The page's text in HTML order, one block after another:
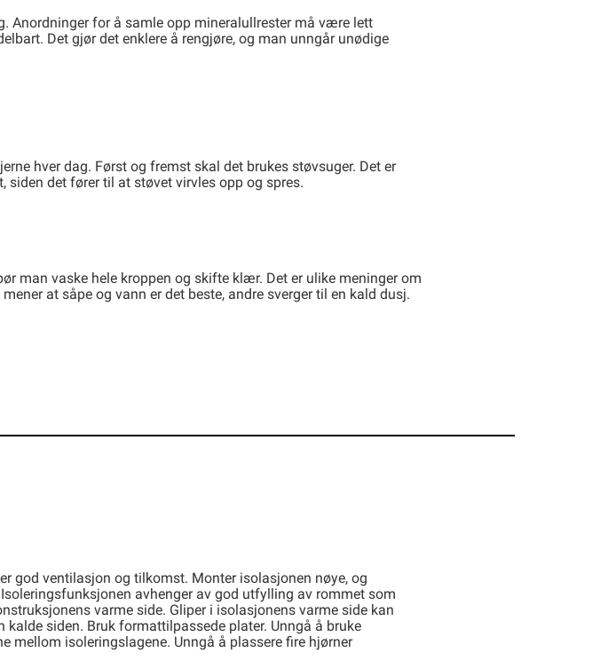
Anordninger for å samle opp mineralullrester må være lett
Det gjør det enklere å rengjøre, og man unngår unødige
hver dag. Først og fremst skal det brukes støvsuger. Det er
det fører til at støvet virvles opp og spres.
man vaske hele kroppen og skifte klær. Det er ulike meninger om
at såpe og vann er det beste, andre sverger til en kald dusj.
god ventilasjon og tilkomst. Monter isolasjonen nøye, og
avhenger av god utfylling av rommet som
varme side. Gliper i isolasjonens varme side kan
siden. Bruk formattilpassede plater. Unngå å bruke
mellom isoleringslagene. Unngå å plassere fire hjørner